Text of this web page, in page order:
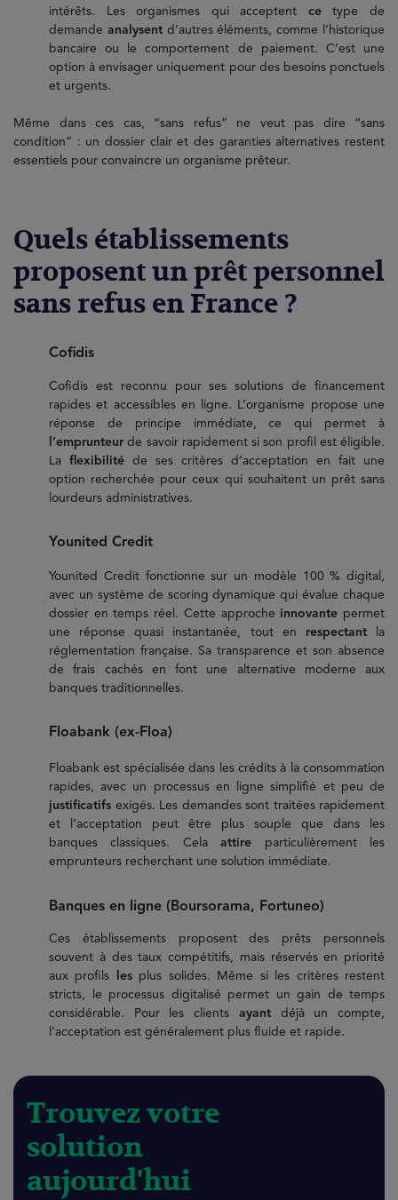
intérêts. Les organismes qui acceptent cetype de
demande analysent d’autres éléments, comme l’historique
bancaire ou le comportement de paiement. C’est une
option à envisager uniquement pour des besoins ponctuels
et urgents.
Même dans ces cas, “sans refus” ne veut pas dire “sans
condition” : un dossier clair et des garanties alternatives restent
essentiels pour convaincre un organisme prêteur.
Quels établissements
proposent un prêt personnel
sans refus en France ?
Cofidis
Cofidis est reconnu pour ses solutions de financement
rapides et accessibles en ligne. L’organisme propose une
réponse de principe immédiate, ce qui permet à
l’emprunteurde savoir rapidement si son profil est éligible.
La flexibilité de ses critères d’acceptation en fait une
option recherchée pour ceux qui souhaitent un prêt sans
lourdeurs administratives.
Younited Credit
Younited Credit fonctionne sur un modèle 100 % digital,
avec un système de scoring dynamique qui évalue chaque
dossier en temps réel. Cette approche innovante permet
une réponse quasi instantanée, tout en respectantla
réglementation française. Sa transparence et son absence
de frais cachés en font une alternative moderne aux
banques traditionnelles.
Floabank (ex-Floa)
Floabank est spécialisée dans les crédits à la consommation
rapides, avec un processus en ligne simplifié et peu de
justificatifs exigés. Les demandes sont traitées rapidement
et l’acceptation peut être plus souple que dans les
banques classiques. Celaattire particulièrement les
emprunteurs recherchant une solution immédiate.
Banques en ligne (Boursorama, Fortuneo)
Ces établissements proposent des prêts personnels
souvent à des taux compétitifs, mais réservés en priorité
aux profils
les plus solides. Même si les critères restent
stricts, le processus digitalisé permet un gain de temps
considérable. Pour les clients ayant déjà un compte,
l’acceptation est généralement plus fluide et rapide.
Trouvez votre
solution
aujourd'hui